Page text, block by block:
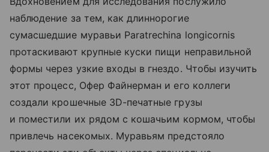
наблюдение за тем, как длиннорогие
сумасшедшие муравьи Paratrechina longicornis
протаскивают крупные куски пищи неправильной
формы через узкие входы в гнездо. Чтобы изучить
этот процесс, Офер Файнерман и его коллеги
создали крошечные 3D-печатные грузы
и поместили их рядом с кошачьим кормом, чтобы
привлечь насекомых. Муравьям предстояло